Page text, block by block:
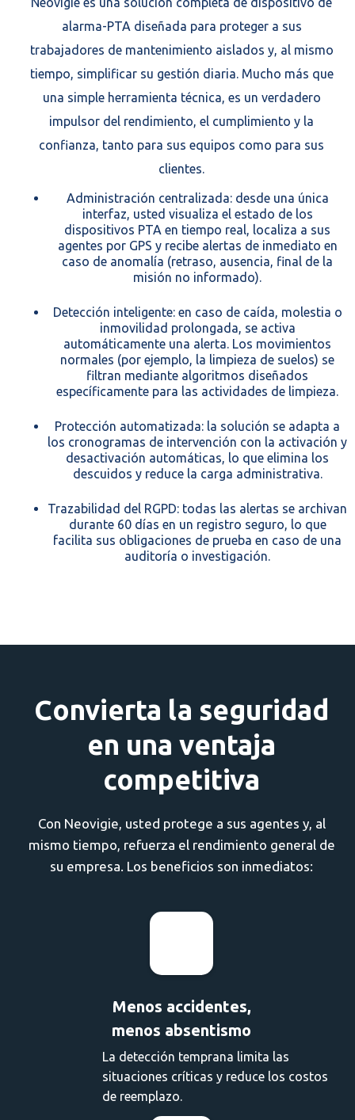
alarma-PTA diseñada para proteger a sus
trabajadores de mantenimiento aislados y, al mismo
tiempo, simplificar su gestión diaria. Mucho más que
una simple herramienta técnica, es un verdadero
impulsor del rendimiento, el cumplimiento y la
confianza, tanto para sus equipos como para sus
clientes.
Administración centralizada: desde una única
interfaz, usted visualiza el estado de los
dispositivos PTA en tiempo real, localiza a sus
agentes por GPS y recibe alertas de inmediato en
caso de anomalía (retraso, ausencia, final de la
misión no informado).
Detección inteligente: en caso de caída, molestia o
inmovilidad prolongada, se activa
automáticamente una alerta. Los movimientos
normales (por ejemplo, la limpieza de suelos) se
filtran mediante algoritmos diseñados
específicamente para las actividades de limpieza.
Protección automatizada: la solución se adapta a
los cronogramas de intervención con la activación y
desactivación automáticas, lo que elimina los
descuidos y reduce la carga administrativa.
Trazabilidad del RGPD: todas las alertas se archivan
durante 60 días en un registro seguro, lo que
facilita sus obligaciones de prueba en caso de una
auditoría o investigación.
Convierta la seguridad
en una ventaja
competitiva
Con Neovigie, usted protege a sus agentes y, al
mismo tiempo, refuerza el rendimiento general de
su empresa. Los beneficios son inmediatos:
Menos accidentes,
menos absentismo
La detección temprana limita las
situaciones críticas y reduce los costos
de reemplazo.